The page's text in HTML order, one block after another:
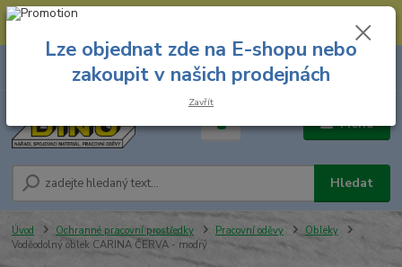
--- Spojovací materiál: 774 431 045 --- Prodejna nářadí: 731 449 423 --
Menu
Hledat
8.00 hod. - 16.00 hod.
za
Úvod Ochranné pracovní prostředky Pracovní oděvy
Obleky
Voděodolný oblek CARINA ČERVA - modrý
Lze objednat zde na E-shopu nebo
zakoupit v našich prodejnách
Zavřít